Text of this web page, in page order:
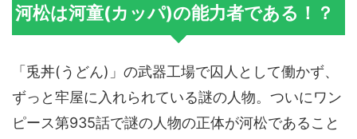
河松は河童(カッパ)の能力者である！？
「兎丼(うどん)」の武器工場で囚人として働かず、
ずっと牢屋に入れられている謎の人物。ついにワン
ピース第935話で謎の人物の正体が河松であること